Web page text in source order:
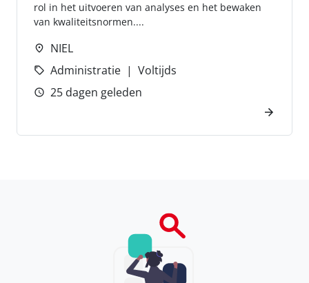
rol in het uitvoeren van analyses en het bewaken
van kwaliteitsnormen....
NIEL
Administratie
Voltijds
25 dagen geleden